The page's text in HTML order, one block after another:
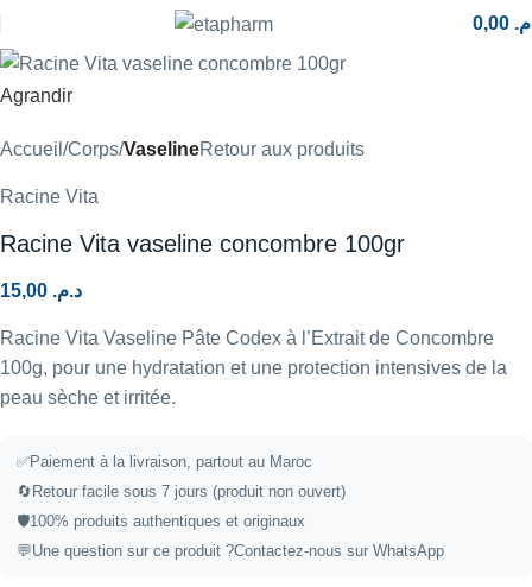
Agrandir
Accueil Corps VaselineRetour aux produits
Racine Vita
Racine Vita vaseline concombre 100gr
د.م.
Racine Vita Vaseline Pâte Codex à l’Extrait de Concombre
100g, pour une hydratation et une protection intensives de la
peau sèche et irritée.
✅Paiement à la livraison, partout au Maroc
🔄Retour facile sous 7 jours (produit non ouvert)
🛡️100% produits authentiques et originaux
💬Une question sur ce produit ?Contactez-nous sur WhatsApp